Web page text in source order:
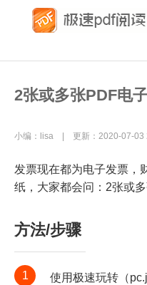
2张或多张PDF电
小编：lisa | 更新：2020-07-03
发票现在都为电子发票，
纸，大家都会问：2张或
方法/步骤
1 使用极速玩转（